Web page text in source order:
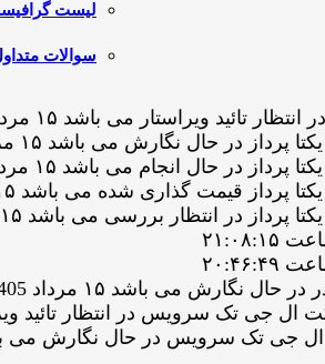
لیست
سوالات
می باشد ۱۵ مرداد 1405 ساعت ۲۲:۲۳:۲۷
می باشد ۱۵ مرداد 1405 ساعت ۲۲:۱۴:۰۶
می باشد ۱۵ مرداد 1405 ساعت ۲۱:۲۶:۲۹
شده می باشد ۱۵ مرداد 1405 ساعت ۲۱:۲۵:۳۲
بررسی می باشد ۱۵ مرداد 1405 ساعت ۲۱:۲۵:۳۲
۱۵ مرداد 1405 ساعت ۱۹:۱۸:۳۲
در حال نگارش می باشد ۱۵ مرداد 1405 ساعت